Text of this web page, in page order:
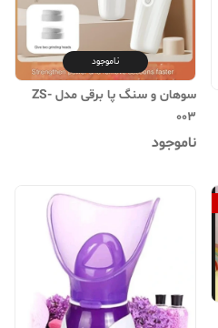
ناموجود
سوهان و سنگ پا برقی مدل ZS-
003
ناموجود